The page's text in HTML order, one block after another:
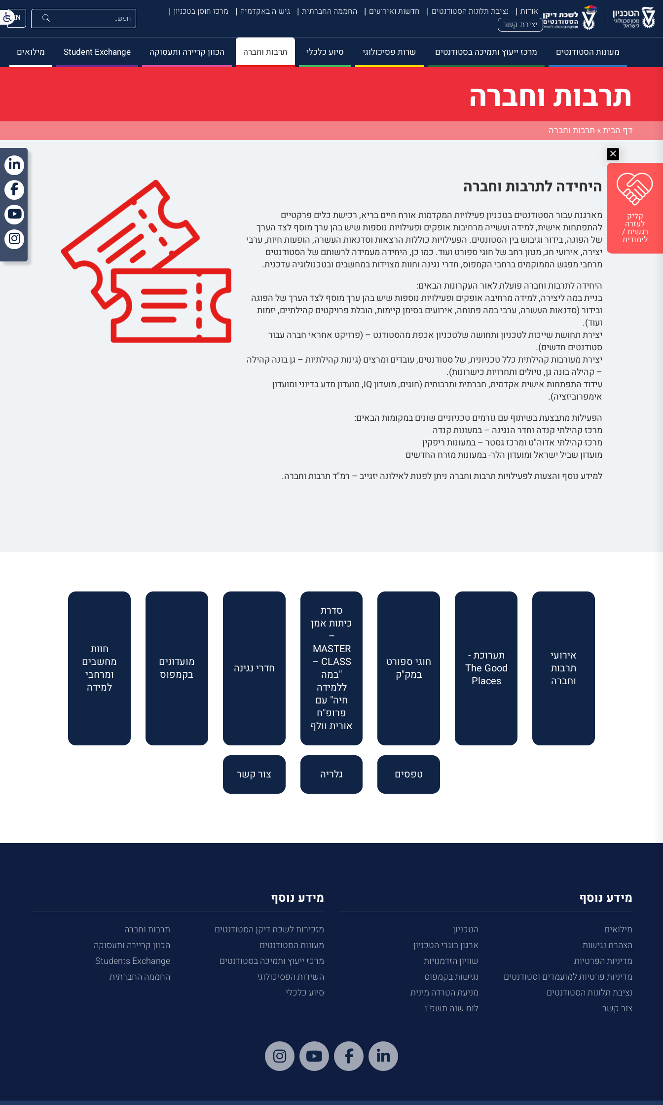
אודות נציבת תלונות הסטודנטים חדשות ואירועים החממה החברתית גיש"ה באקדמיה
מרכז חוסן בטכניון
יצירת קשר
EN
מעונות הסטודנטים מרכז ייעוץ ותמיכה בסטודנטים שרות פסיכולוגי סיוע כלכלי תרבות וחברה הכוון קריירה ותעסוקה Student Exchange מילואים
קליק
לעזרה
רגשית /
לימודית
תרבות וחברה
דף הבית» תרבות וחברה
היחידה לתרבות וחברה
מארגנת עבור הסטודנטים בטכניון פעילויות המקדמות אורח חיים בריא, רכישת כלים פרקטיים
להתפתחות אישית, למידה ועשייה מרחיבות אופקים ופעילויות נוספות שיש בהן ערך מוסף לצד הערך
של הפוגה, בידור וגיבוש בין הסטונטים. הפעילויות כוללות הרצאות וסדנאות העשרה, הופעות חיות, ערבי
יצירה, אירועי חג, מגוון רחב של חוגי ספורט ועוד. כמו כן, היחידה מעמידה לרשותם של הסטודנטים
מרחבי מפגש הממוקמים ברחבי הקמפוס, חדרי נגינה וחוות מצוידות במחשבים ובטכנולוגיה עדכנית.
היחידה לתרבות וחברה פועלת לאור העקרונות הבאים:
בניית במה ליצירה, למידה מרחיבה אופקים ופעילויות נוספות שיש בהן ערך מוסף לצד הערך של הפוגה
ובידור (סדנאות העשרה, ערבי במה פתוחה, אירועים בסימן קיימות, הובלת פרויקטים קהילתיים, יזמות
ועוד).
יצירת תחושת שייכות לטכניון ותחושה שלטכניון אכפת מהסטודנט – (פרויקט אחראי חברה עבור
סטודנטים חדשים).
יצירת מעורבות קהילתית כלל טכניונית, של סטודנטים, עובדים ומרצים (גינות קהילתיות – גן בונה קהילה
– קהילה בונה גן, טיולים ותחרויות כישרונות).
עידוד התפתחות אישית אקדמית, חברתית ותרבותית (חוגים, מועדון IQ, מועדון מדע בדיוני ומועדון
אימפרוביזציה).
הפעילות מתבצעת בשיתוף עם גורמים טכניוניים שונים במקומות הבאים:
מרכז קהילתי קנדה וחדר הנגינה – במעונות קנדה
מרכז קהילתי אדוה"ט ומרכז גסטר – במעונות ריפקין
מועדון שביל ישראל ומועדון הלר- במעונות מזרח החדשים
למידע נוסף והצעות לפעילויות תרבות וחברה ניתן לפנות לאילונה יזגייב – רמ"ד תרבות וחברה.
אירועי
תרבות
וחברה
תערוכת -
The Good
Places
חוגי ספורט
במק"ק
סדרת
כיתות אמן
–
MASTER
CLASS –
"במה
ללמידה
חיה" עם
פרופ"ח
אורית וולף
חדרי נגינה
מועדונים
בקמפוס
חוות
מחשבים
ומרחבי
למידה
טפסים גלריה צור קשר
מידע נוסף
מילואים
הצהרת נגישות
מדיניות הפרטיות
מדיניות פרטיות למועמדים וסטודנטים
נציבת תלונות הסטודנטים
צור קשר
הטכניון
ארגון בוגרי הטכניון
שוויון הזדמנויות
נגישות בקמפוס
מניעת הטרדה מינית
לוח שנה תשפ"ו
מידע נוסף
מזכירות לשכת דיקן הסטודנטים
מעונות הסטודנטים
מרכז ייעוץ ותמיכה בסטודנטים
השירות הפסיכולוגי
סיוע כלכלי
תרבות וחברה
הכוון קריירה ותעסוקה
Students Exchange
החממה החברתית